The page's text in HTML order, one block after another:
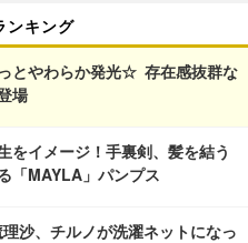
ンキング
とやわらか発光☆ 存在感抜群な
場
をイメージ！手裏剣、髪を結う
「MAYLA」パンプス
沙、チルノが洗濯ネットになっ